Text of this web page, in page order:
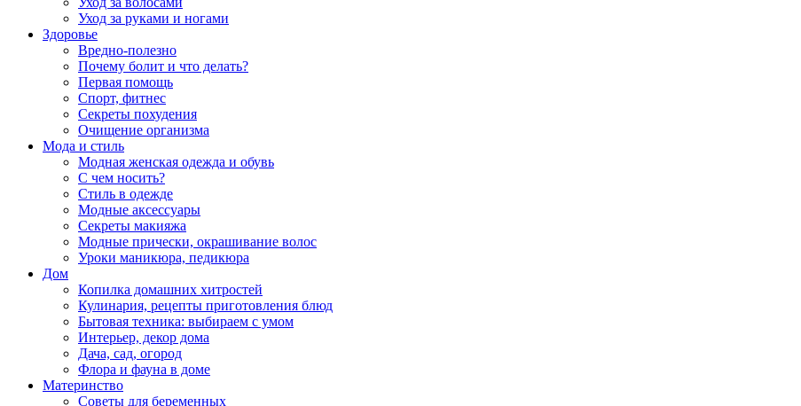
Уход за руками и ногами
Здоровье
Вредно-полезно
Почему болит и что делать?
Первая помощь
Спорт, фитнес
Секреты похудения
Очищение организма
Мода и стиль
Модная женская одежда и обувь
С чем носить?
Стиль в одежде
Модные аксессуары
Секреты макияжа
Модные прически, окрашивание волос
Уроки маникюра, педикюра
Дом
Копилка домашних хитростей
Кулинария, рецепты приготовления блюд
Бытовая техника: выбираем с умом
Интерьер, декор дома
Дача, сад, огород
Флора и фауна в доме
Материнство
Советы для беременных